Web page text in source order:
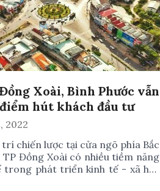
Xoài, Bình Phước vẫn
hút khách đầu tư
2022
trí chiến lược tại cửa ngõ phía Bắc
TP Đồng Xoài có nhiều tiềm năng
trong phát triển kinh tế - xã hội.